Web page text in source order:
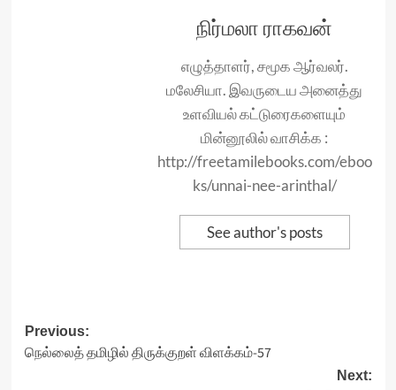
நிர்மலா ராகவன்
எழுத்தாளர், சமூக ஆர்வலர்.
மலேசியா. இவருடைய அனைத்து
உளவியல் கட்டுரைகளையும்
மின்னூலில் வாசிக்க :
http://freetamilebooks.com/eboo
ks/unnai-nee-arinthal/
See author's posts
Post
navigation
Previous:
நெல்லைத் தமிழில் திருக்குறள் விளக்கம்-57
Next: